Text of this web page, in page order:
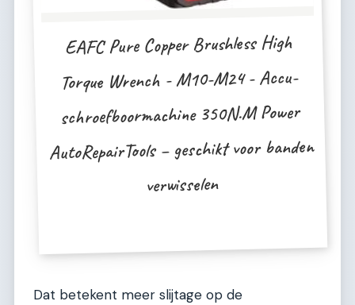
EAFC Pure Copper Brushless High
Torque Wrench - M10-M24 - Accu-
schroefboormachine 350N.M Power
AutoRepairTools – geschikt voor banden
verwisselen
Dat betekent meer slijtage op de